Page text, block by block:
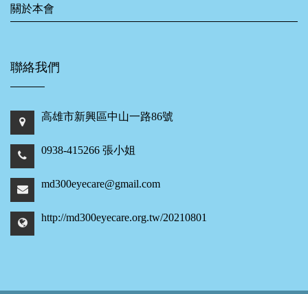
關於本會
聯絡我們
高雄市新興區中山一路86號
0938-415266 張小姐
md300eyecare@gmail.com
http://md300eyecare.org.tw/20210801